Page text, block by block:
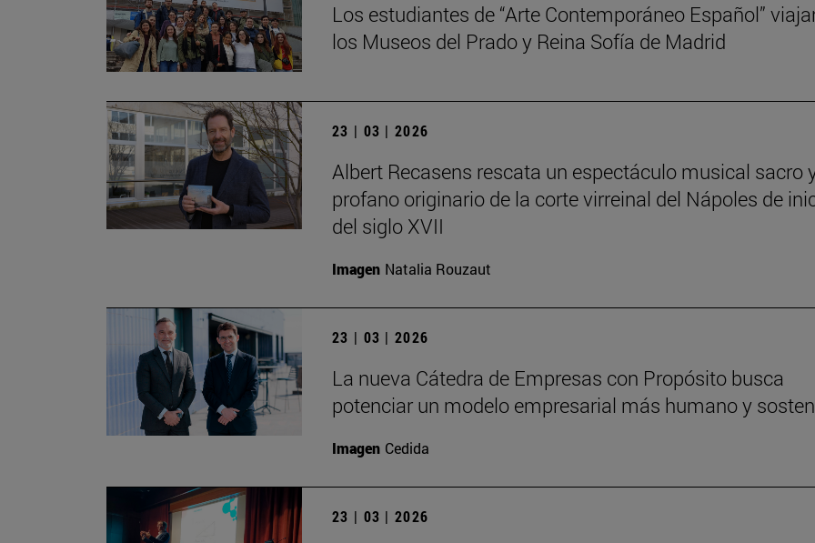
Los estudiantes de “Arte Contemporáneo Español”
los Museos del Prado y Reina Sofía de Madrid
23 | 03 | 2026
Albert Recasens rescata un espectáculo musical sacro
profano originario de la corte virreinal del Nápoles de
del siglo XVII
Imagen Natalia Rouzaut
23 | 03 | 2026
La nueva Cátedra de Empresas con Propósito busca
potenciar un modelo empresarial más humano y
Imagen Cedida
23 | 03 | 2026